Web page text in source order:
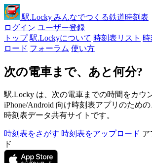
駅.Locky みんなでつくる鉄道時刻表
ログイン ユーザー登録
トップ 駅.Lockyについて 時刻表リスト
ロード フォーラム 使い方
次の電車まで、あと何分?
駅.Locky は、次の電車までの時間をカウ
iPhone/Android 向け時刻表アプリのため
時刻表データ共有サイトです。
時刻表をさがす 時刻表をアップロード ア
ド